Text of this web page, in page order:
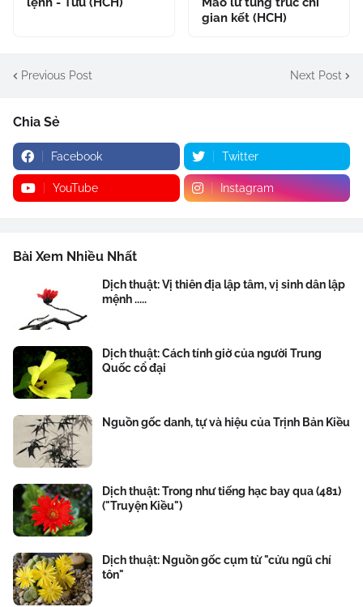
gian kết (HCH)
Previous Post Next Post
Chia Sẻ
Facebook Twitter
YouTube Instagram
Bài Xem Nhiều Nhất
Dịch thuật: Vị thiên địa lập tâm, vị sinh dân lập
mệnh .....
Dịch thuật: Cách tính giờ của người Trung
Quốc cổ đại
Nguồn gốc danh, tự và hiệu của Trịnh Bản Kiều
Dịch thuật: Trong như tiếng hạc bay qua (481)
("Truyện Kiều")
Dịch thuật: Nguồn gốc cụm từ "cửu ngũ chí
tôn"